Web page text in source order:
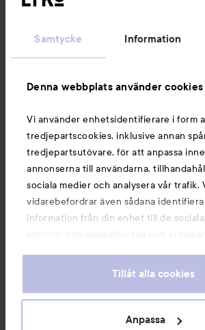
Samtycke Information
Denna webbplats använder cookies
Vi använder enhetsidentifierare i form
tredjepartscookies, inklusive annan
tredjepartsutövare, för att anpassa
annonserna till användarna,
sociala medier och analysera vår trafik.
vidarebefordrar även sådana
information från din enhet till de
annons- och analysföretag som vi
information som du har tillhandahållit
våra cookies vid fortsatt användande
För information om hur du kan ändra
Tillåt alla cookies
Anpassa
Du kanske också gillar